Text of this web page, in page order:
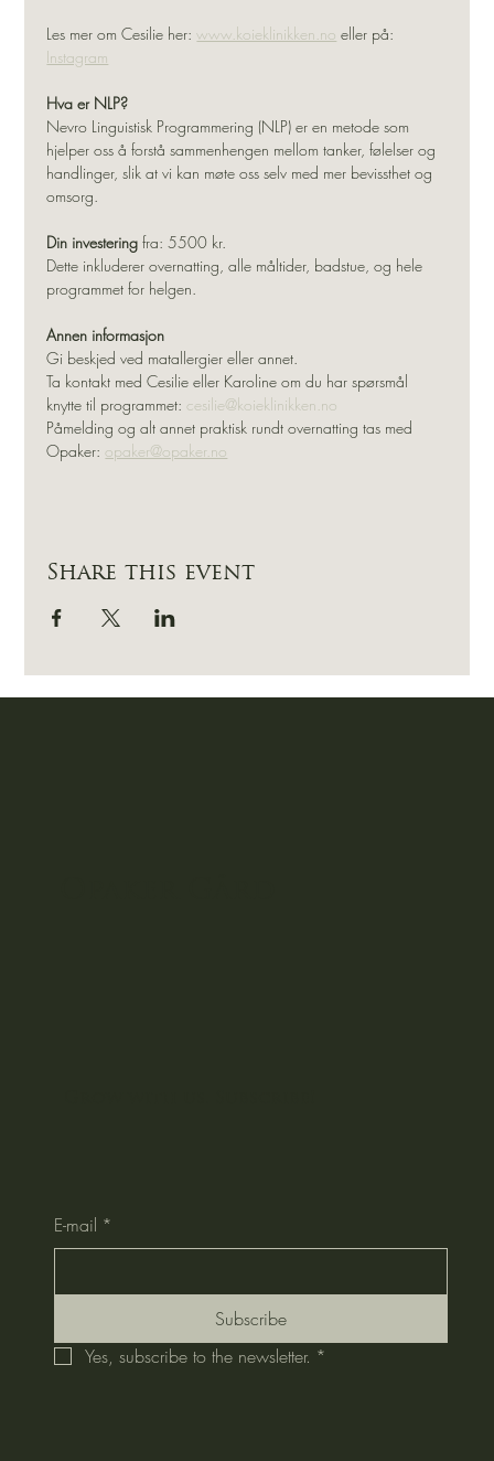
Les mer om Cesilie her: www.koieklinikken.no eller på:
Instagram
Hva er NLP?
Nevro Linguistisk Programmering (NLP) er en metode som
hjelper oss å forstå sammenhengen mellom tanker, følelser og
handlinger, slik at vi kan møte oss selv med mer bevissthet og
omsorg.
Din investering fra: 5500 kr.
Dette inkluderer overnatting, alle måltider, badstue, og hele
programmet for helgen.
Annen informasjon
Gi beskjed ved matallergier eller annet.
Ta kontakt med Cesilie eller Karoline om du har spørsmål
knytte til programmet: cesilie@koieklinikken.no
Påmelding og alt annet praktisk rundt overnatting tas med
Opaker: opaker@opaker.no
Share this event
E-mail *
Subscribe
Yes, subscribe to the newsletter. *